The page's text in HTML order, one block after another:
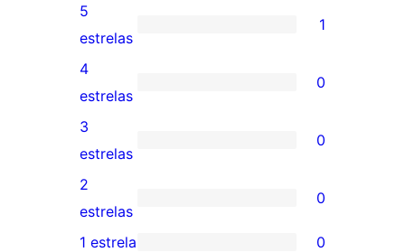
1
avaliação
com
5
estrela
5
estrelas
1
0
avaliação
com
4
estrela
4
estrelas
0
0
avaliação
com
3
3
estrelas
0
0
avaliação
2
estrelas
0
1 estrela 0